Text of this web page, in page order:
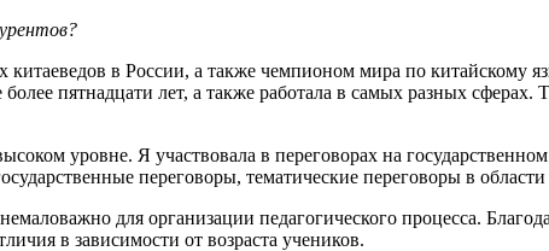
в России, а также чемпионом мира по китайскому
пятнадцати лет, а также работала в самых разных
уровне. Я участвовала в переговорах на
переговоры, тематические переговоры в
для организации педагогического процесса.
в зависимости от возраста учеников.